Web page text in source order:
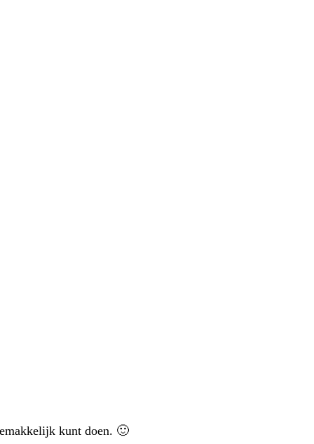
kunt doen. 🙂